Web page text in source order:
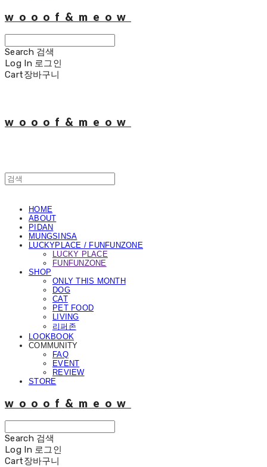
wooof&meow
Search 검색
Log In 로그인
Cart장바구니
wooof&meow
HOME
ABOUT
PIDAN
MUNGSINSA
LUCKYPLACE / FUNFUNZONE
LUCKY PLACE
FUNFUNZONE
SHOP
ONLY THIS MONTH
DOG
CAT
PET FOOD
LIVING
리퍼존
LOOKBOOK
COMMUNITY
FAQ
EVENT
REVIEW
STORE
wooof&meow
Search 검색
Log In 로그인
Cart장바구니